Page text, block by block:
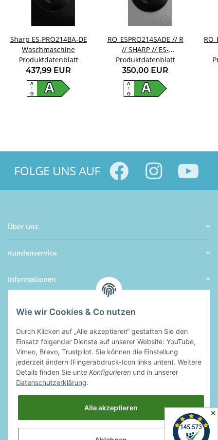
Sharp ES-PRO214BA-DE
Waschmaschine
Produktdatenblatt
437,99 EUR
A
A
↑
G
RO_ESPRO214SADE // R
// SHARP // ES-
PRO214SA-DE
Produktdatenblatt
350,00 EUR
A
A
↑
G
FOLGE UNS AUF
Über uns
Kundenservice
Informationen
Wie wir Cookies & Co nutzen
Durch Klicken auf „Alle akzeptieren“ gestatten Sie den
Einsatz folgender Dienste auf unserer Website: YouTube,
Vimeo, Brevo, Trustpilot. Sie können die Einstellung
jederzeit ändern (Fingerabdruck-Icon links unten). Weitere
Details finden Sie unte Konfigurieren und in unserer
Datenschutzerklärung.
Alle akzeptieren
✕